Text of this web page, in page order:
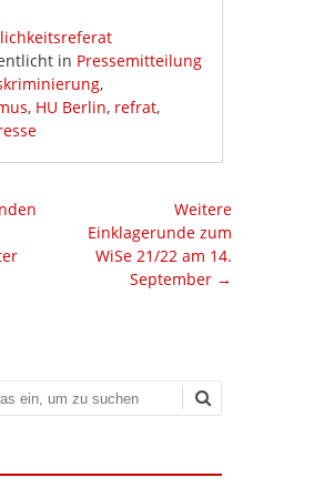
in Pressemitteilung
,
, HU Berlin, refrat,
Weitere
Einklagerunde zum
WiSe 21/22 am 14.
September →